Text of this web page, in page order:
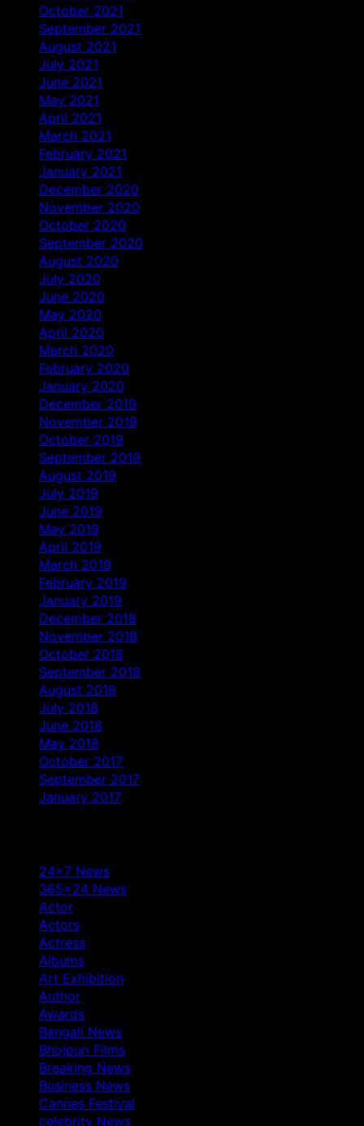
October 2021
September 2021
August 2021
July 2021
June 2021
May 2021
April 2021
March 2021
February 2021
January 2021
December 2020
November 2020
October 2020
September 2020
August 2020
July 2020
June 2020
May 2020
April 2020
March 2020
February 2020
January 2020
December 2019
November 2019
October 2019
September 2019
August 2019
July 2019
June 2019
May 2019
April 2019
March 2019
February 2019
January 2019
December 2018
November 2018
October 2018
September 2018
August 2018
July 2018
June 2018
May 2018
October 2017
September 2017
January 2017
24×7 News
365×24 News
Actor
Actors
Actress
Albums
Art Exhibition
Author
Awards
Bengali News
Bhojpuri Films
Breaking News
Business News
Cannes Festival
celebrity News